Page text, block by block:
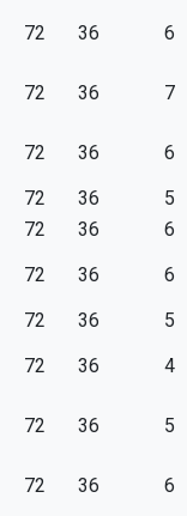
72 36 6
72 36 7
72 36
6
72 36
5
72 36
6
72 36
6
72 36
5
72 36 4
72 36 5
72 36 6